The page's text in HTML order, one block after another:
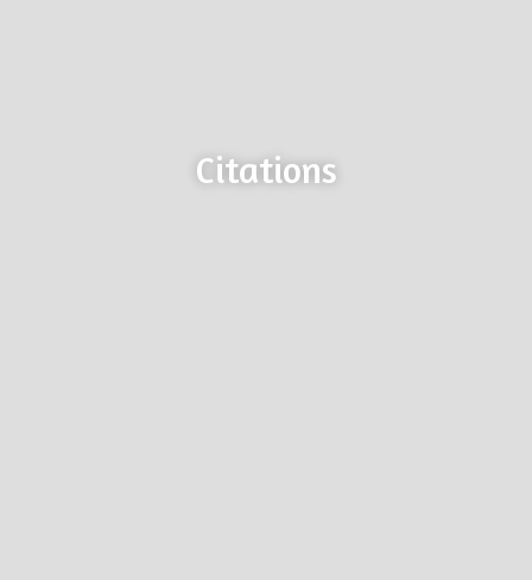
Citations